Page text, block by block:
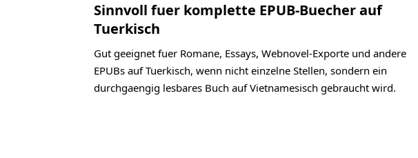
Sinnvoll fuer komplette EPUB-Buecher auf
Tuerkisch
Gut geeignet fuer Romane, Essays, Webnovel-Exporte und andere
EPUBs auf Tuerkisch, wenn nicht einzelne Stellen, sondern ein
durchgaengig lesbares Buch auf Vietnamesisch gebraucht wird.